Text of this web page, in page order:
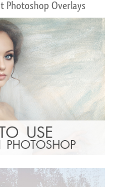
Photoshop Overlays